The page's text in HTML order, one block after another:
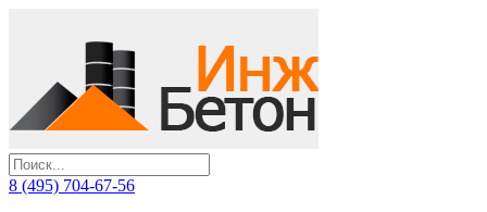
8 (495) 704-67-56